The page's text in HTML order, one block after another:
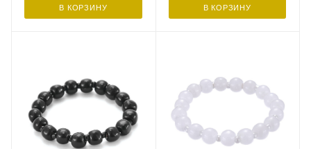
В КОРЗИНУ В КОРЗИНУ